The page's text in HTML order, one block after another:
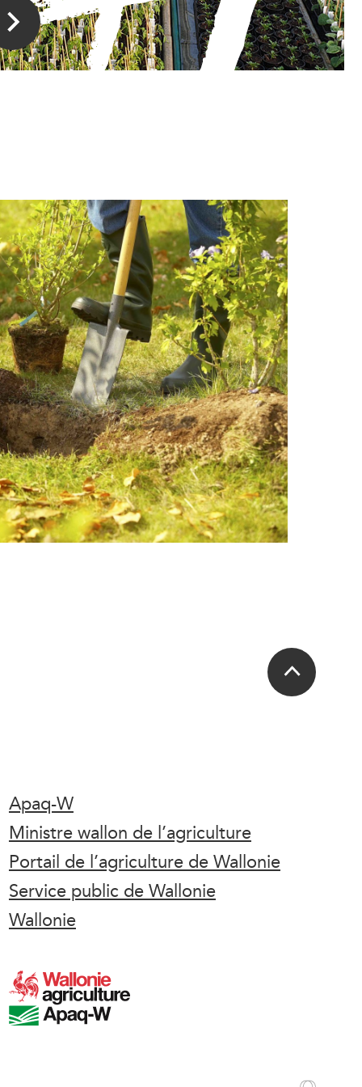
Apaq-W
Ministre wallon de l’agriculture
Portail de l’agriculture de Wallonie
Service public de Wallonie
Wallonie